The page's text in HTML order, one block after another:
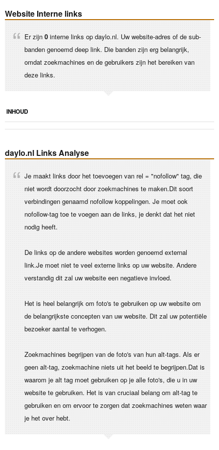
Website Interne links
Er zijn 0 interne links op daylo.nl. Uw website-adres of de sub-
banden genoemd deep link. Die banden zijn erg belangrijk,
omdat zoekmachines en de gebruikers zijn het bereiken van
deze links.
INHOUD
daylo.nl Links Analyse
Je maakt links door het toevoegen van rel = "nofollow" tag, die
niet wordt doorzocht door zoekmachines te maken.Dit soort
verbindingen genaamd nofollow koppelingen. Je moet ook
nofollow-tag toe te voegen aan de links, je denkt dat het niet
nodig heeft.
De links op de andere websites worden genoemd external
link.Je moet niet te veel externe links op uw website. Andere
verstandig dit zal uw website een negatieve invloed.
Het is heel belangrijk om foto's te gebruiken op uw website om
de belangrijkste concepten van uw website. Dit zal uw potentiële
bezoeker aantal te verhogen.
Zoekmachines begrijpen van de foto's van hun alt-tags. Als er
geen alt-tag, zoekmachine niets uit het beeld te begrijpen.Dat is
waarom je alt tag moet gebruiken op je alle foto's, die u in uw
website te gebruiken. Het is van cruciaal belang om alt-tag te
gebruiken en om ervoor te zorgen dat zoekmachines weten waar
je het over hebt.